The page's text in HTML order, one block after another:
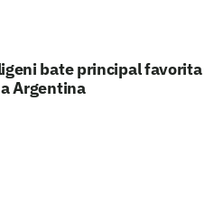
bate principal favorita
Argentina